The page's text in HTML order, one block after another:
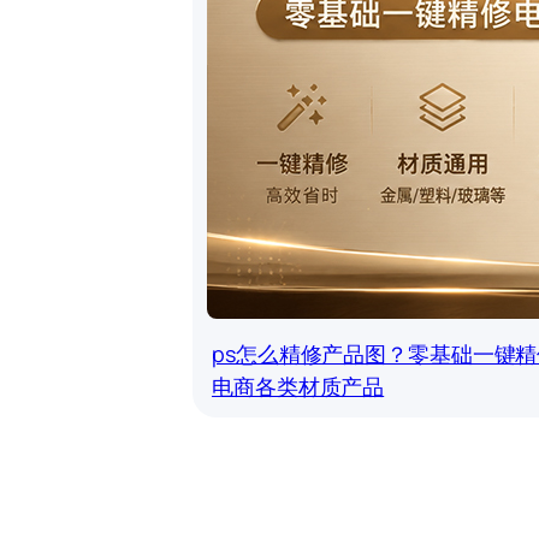
ps怎么精修产品图？零基础一键
电商各类材质产品